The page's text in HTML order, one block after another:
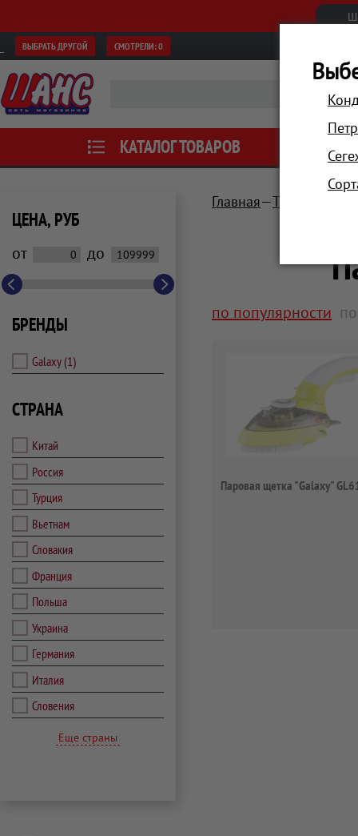
ВЫБРАТЬ ДРУГОЙ СМОТРЕЛИ:0
КАТАЛОГ ТОВАРОВ АКЦИИ
ЦЕНА, РУБ
от до
БРЕНДЫ
Galaxy(1)
СТРАНА
Китай
Россия
Турция
Вьетнам
Словакия
Франция
Польша
Украина
Германия
Италия
Словения
Еще страны
Главная Техника для
по популярности
Паровая щетка "Galaxy"